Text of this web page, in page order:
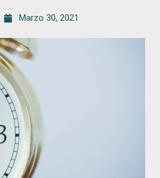
Marzo 30, 2021